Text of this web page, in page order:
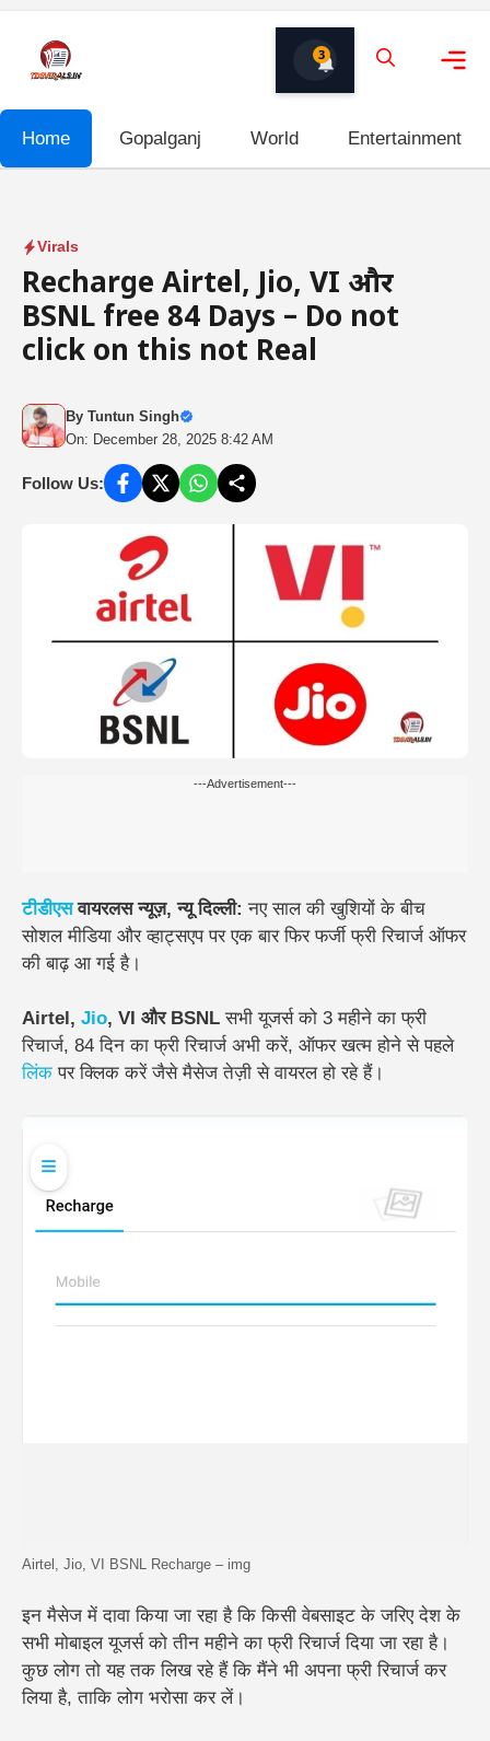
content
3
Home Gopalganj World Entertainment
Virals
Recharge Airtel, Jio, VI और
BSNL free 84 Days – Do not
click on this not Real
By Tuntun Singh
On: December 28, 2025 8:42 AM
Follow Us:
---Advertisement---
टीडीएसवायरलस न्यूज़, न्यू दिल्ली:नए साल की खुशियों के बीच
सोशल मीडिया और व्हाट्सएप पर एक बार फिरफर्जी फ्री रिचार्ज ऑफर
की बाढ़ आ गई है।
Airtel, Jio, VI और BSNL सभी यूजर्स को 3 महीने का फ्री
रिचार्ज, 84 दिन का फ्री रिचार्ज अभी करें, ऑफर खत्म होने से पहले
लिंक पर क्लिक करें जैसे मैसेज तेज़ी से वायरल हो रहे हैं।
Airtel, Jio, VI BSNL Recharge – img
इन मैसेज में दावा किया जा रहा है कि किसी वेबसाइट के जरिए देश के
सभी मोबाइल यूजर्स को तीन महीने का फ्री रिचार्ज दिया जा रहा है।
कुछ लोग तो यह तक लिख रहे हैं किमैंने भी अपना फ्री रिचार्ज कर
लिया है, ताकि लोग भरोसा कर लें।